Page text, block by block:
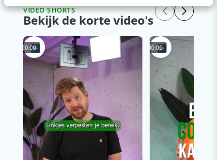
VIDEO SHORTS
Bekijk de korte video's
00:00 00:00